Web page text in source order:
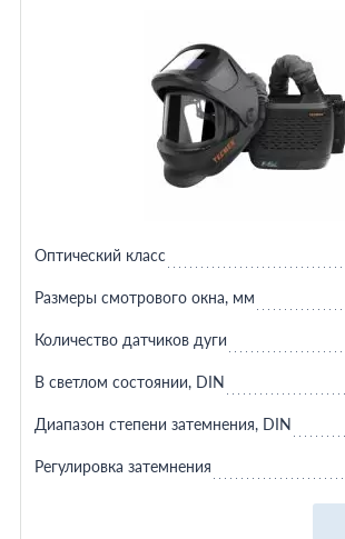
Оптический класс
Размеры смотрового окна, мм
Количество датчиков дуги
В светлом состоянии, DIN
Диапазон степени затемнения, DIN
Регулировка затемнения